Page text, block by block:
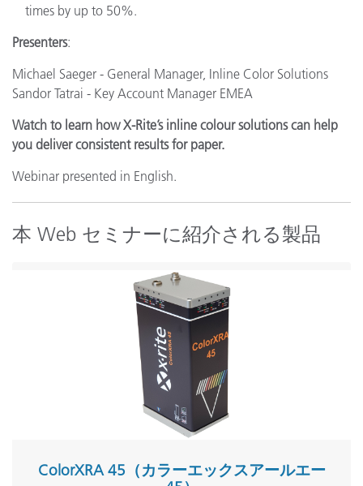
times by up to 50%.
Presenters:
Michael Saeger - General Manager, Inline Color Solutions
Sandor Tatrai - Key Account Manager EMEA
Watch to learn how X-Rite’s inline colour solutions can help
you deliver consistent results for paper.
Webinar presented in English.
本 Web セミナーに紹介される製品
ColorXRA 45（カラーエックスアールエー